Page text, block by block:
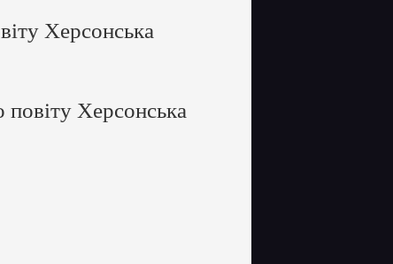
Херсонська
повіту Херсонська